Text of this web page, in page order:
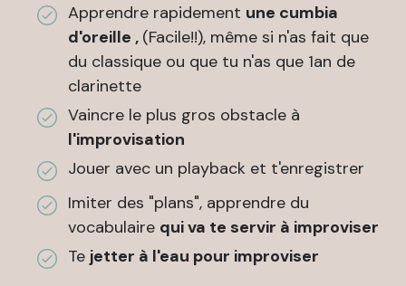
Apprendre rapidement une cumbia
d'oreille , (Facile!!), même si n'as fait que
du classique ou que tu n'as que 1an de
clarinette
Vaincre le plus gros obstacle à
l'improvisation
Jouer avec un playback et t'enregistrer
Imiter des "plans", apprendre du
vocabulaire qui va te servir à improviser
Te jetter à l'eau pour improviser